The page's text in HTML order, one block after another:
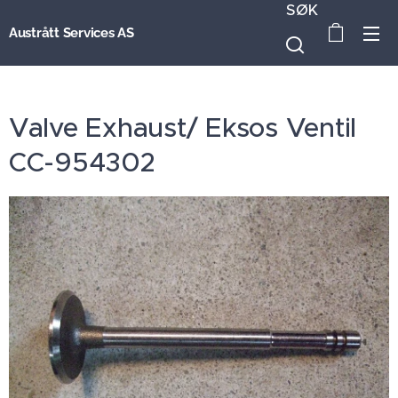
Austrått Services AS
SØK
Valve Exhaust/ Eksos Ventil
CC-954302